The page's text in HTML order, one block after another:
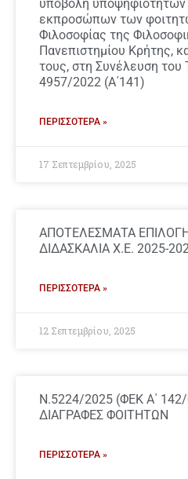
υποβολή υποψηφιοτήτων
εκπροσώπων των
Φιλοσοφίας της
Πανεπιστημίου Κρήτης,
τους, στη Συνέλευση του
4957/2022 (Α΄141)
ΠΕΡΙΣΣΌΤΕΡΑ »
17 Σεπτεμβρίου, 2025
ΑΠΟΤΕΛΕΣΜΑΤΑ
ΔΙΔΑΣΚΑΛΙΑ Χ.Ε. 2025-
ΠΕΡΙΣΣΌΤΕΡΑ »
12 Σεπτεμβρίου, 2025
Ν.5224/2025 (ΦΕΚ Α΄
ΔΙΑΓΡΑΦΕΣ ΦΟΙΤΗΤΩΝ
ΠΕΡΙΣΣΌΤΕΡΑ »